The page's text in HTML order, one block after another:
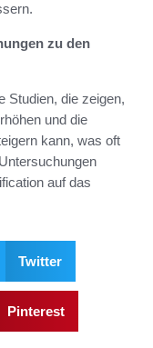
zu den
Studien, die zeigen,
und die
kann, was oft
auf das
Twitter
Pinterest